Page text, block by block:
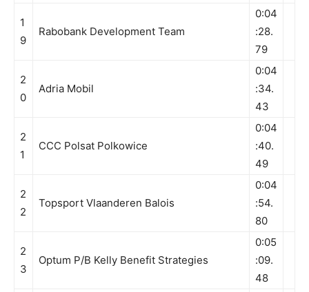
1
9
Rabobank Development Team
0:04
:28.
79
2
0
Adria Mobil
0:04
:34.
43
2
1
CCC Polsat Polkowice
0:04
:40.
49
2
2
Topsport Vlaanderen Balois
0:04
:54.
80
2
3
Optum P/B Kelly Benefit Strategies
0:05
:09.
48